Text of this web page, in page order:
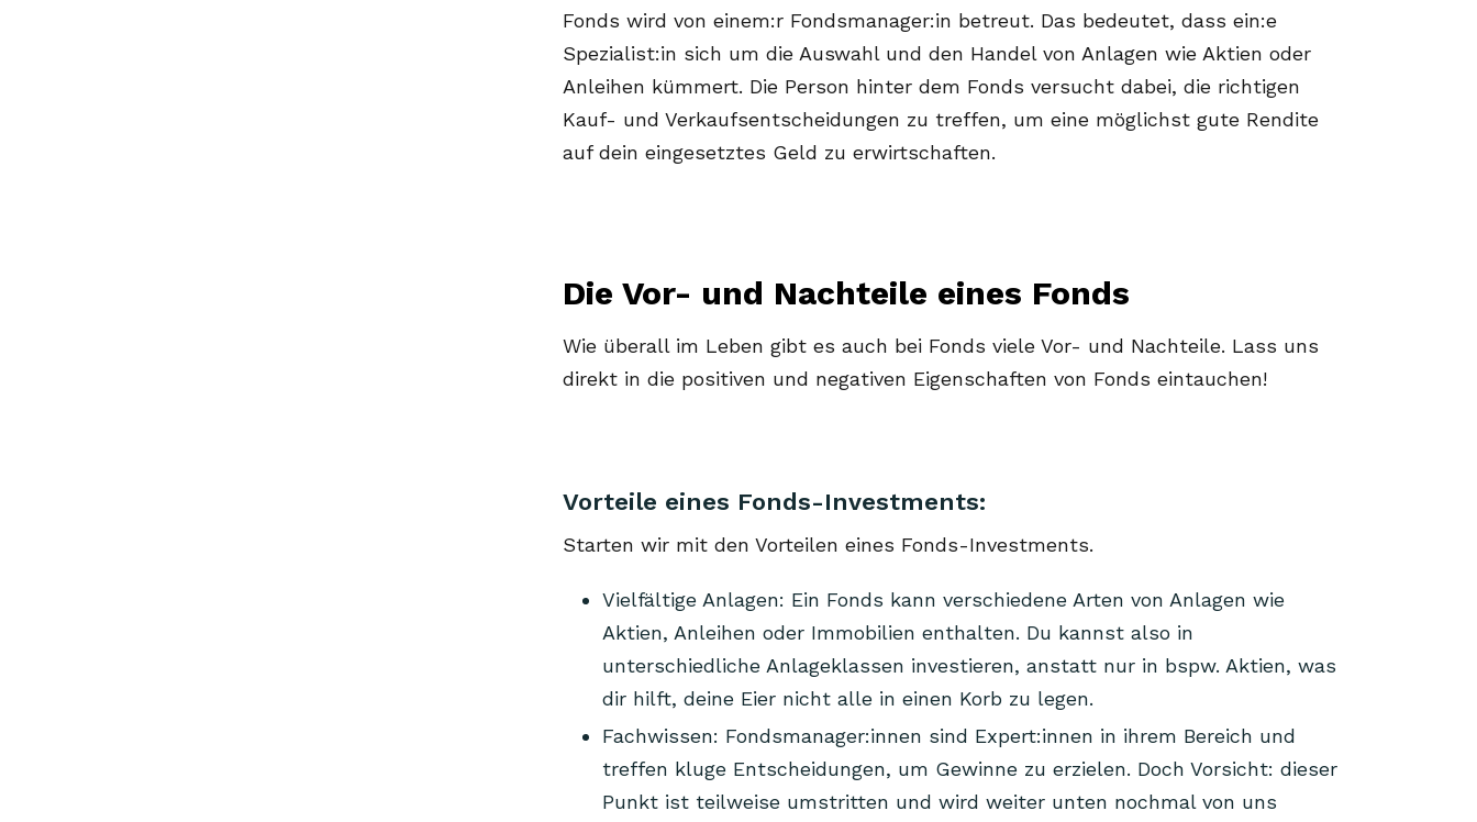
Fonds wird von einem:r Fondsmanager:in betreut. Das bedeutet, dass ein:e
Spezialist:in sich um die Auswahl und den Handel von Anlagen wie Aktien oder
Anleihen kümmert. Die Person hinter dem Fonds versucht dabei, die richtigen
Kauf- und Verkaufsentscheidungen zu treffen, um eine möglichst gute Rendite
auf dein eingesetztes Geld zu erwirtschaften.
Die Vor- und Nachteile eines Fonds
Wie überall im Leben gibt es auch bei Fonds viele Vor- und Nachteile. Lass uns
direkt in die positiven und negativen Eigenschaften von Fonds eintauchen!
Vorteile eines Fonds-Investments:
Starten wir mit den Vorteilen eines Fonds-Investments.
Vielfältige Anlagen: Ein Fonds kann verschiedene Arten von Anlagen wie
Aktien, Anleihen oder Immobilien enthalten. Du kannst also in
unterschiedliche Anlageklassen investieren, anstatt nur in bspw. Aktien, was
dir hilft, deine Eier nicht alle in einen Korb zu legen.
Fachwissen: Fondsmanager:innen sind Expert:innen in ihrem Bereich und
treffen kluge Entscheidungen, um Gewinne zu erzielen. Doch Vorsicht: dieser
Punkt ist teilweise umstritten und wird weiter unten nochmal von uns